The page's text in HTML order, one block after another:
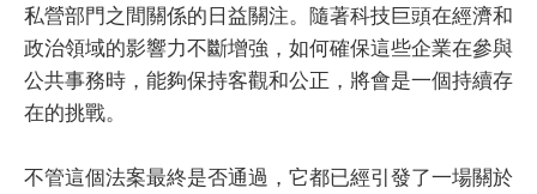
私營部門之間關係的日益關注。隨著科技巨頭在經濟和
政治領域的影響力不斷增強，如何確保這些企業在參與
公共事務時，能夠保持客觀和公正，將會是一個持續存
在的挑戰。
不管這個法案最終是否通過，它都已經引發了一場關於